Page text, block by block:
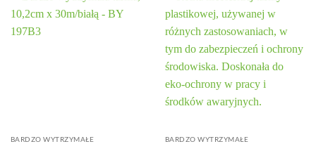
BARDZO WYTRZYMAŁE BARDZO WYTRZYMAŁE